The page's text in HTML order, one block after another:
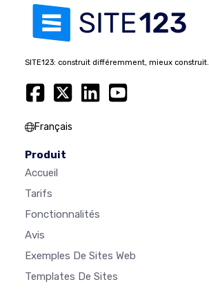
SITE123: construit différemment, mieux construit.
Français
Produit
Accueil
Tarifs
Fonctionnalités
Avis
Exemples De Sites Web
Templates De Sites